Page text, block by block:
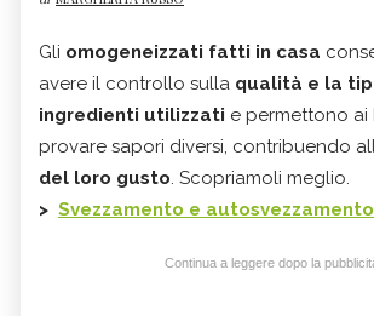
Gli omogeneizzati fatti in casa
avere il controllo sulla qualità e la
ingredienti utilizzati e permettono ai
provare sapori diversi, contribuendo
del loro gusto. Scopriamoli meglio.
> Svezzamento e autosvezzamento
Continua a leggere dopo la